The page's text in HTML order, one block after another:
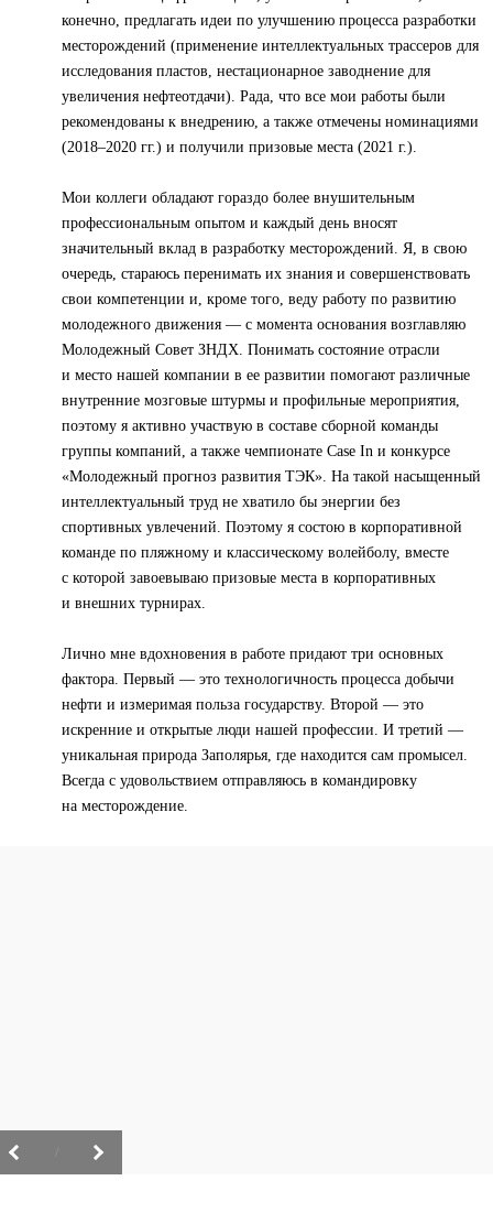
конечно, предлагать идеи по улучшению процесса разработки
месторождений (применение интеллектуальных трассеров для
исследования пластов, нестационарное заводнение для
увеличения нефтеотдачи). Рада, что все мои работы были
рекомендованы к внедрению, а также отмечены номинациями
(2018–2020 гг.) и получили призовые места (2021 г.).
Мои коллеги обладают гораздо более внушительным
профессиональным опытом и каждый день вносят
значительный вклад в разработку месторождений. Я, в свою
очередь, стараюсь перенимать их знания и совершенствовать
свои компетенции и, кроме того, веду работу по развитию
молодежного движения — с момента основания возглавляю
Молодежный Совет ЗНДХ. Понимать состояние отрасли
и место нашей компании в ее развитии помогают различные
внутренние мозговые штурмы и профильные мероприятия,
поэтому я активно участвую в составе сборной команды
группы компаний, а также чемпионате Case In и конкурсе
«Молодежный прогноз развития ТЭК». На такой насыщенный
интеллектуальный труд не хватило бы энергии без
спортивных увлечений. Поэтому я состою в корпоративной
команде по пляжному и классическому волейболу, вместе
с которой завоевываю призовые места в корпоративных
и внешних турнирах.
Лично мне вдохновения в работе придают три основных
фактора. Первый — это технологичность процесса добычи
нефти и измеримая польза государству. Второй — это
искренние и открытые люди нашей профессии. И третий —
уникальная природа Заполярья, где находится сам промысел.
Всегда с удовольствием отправляюсь в командировку
на месторождение.